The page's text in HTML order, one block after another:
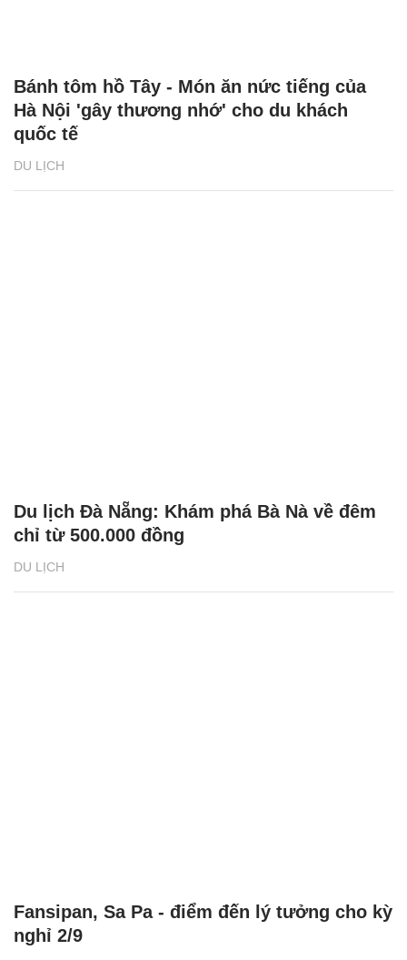
DU LỊCH
Bánh tôm hồ Tây - Món ăn nức tiếng của
Hà Nội 'gây thương nhớ' cho du khách
quốc tế
DU LỊCH
Du lịch Đà Nẵng: Khám phá Bà Nà về đêm
chỉ từ 500.000 đồng
Fansipan, Sa Pa - điểm đến lý tưởng cho kỳ
nghỉ 2/9